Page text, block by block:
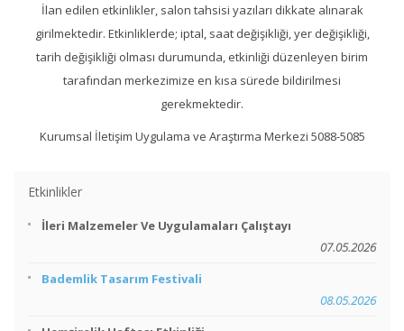
İlan edilen etkinlikler, salon tahsisi yazıları dikkate alınarak
girilmektedir. Etkinliklerde; iptal, saat değişikliği, yer değişikliği,
tarih değişikliği olması durumunda, etkinliği düzenleyen birim
tarafından merkezimize en kısa sürede bildirilmesi
gerekmektedir.
Kurumsal İletişim Uygulama ve Araştırma Merkezi 5088-5085
Etkinlikler
İleri Malzemeler Ve Uygulamaları Çalıştayı
07.05.2026
Bademlik Tasarım Festivali
08.05.2026